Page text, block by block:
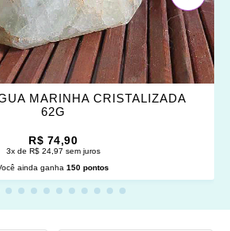
MARINHA CRISTALIZADA
62G
R$ 74,90
3x de R$ 24,97 sem juros
ainda ganha 150 pontos